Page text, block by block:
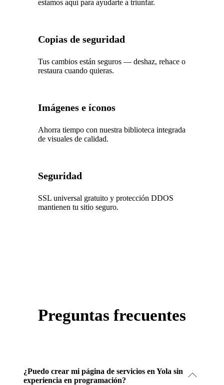
estamos aquí para ayudarte a triunfar.
Copias de seguridad
Tus cambios están seguros — deshaz, rehace o
restaura cuando quieras.
Imágenes e íconos
Ahorra tiempo con nuestra biblioteca integrada
de visuales de calidad.
Seguridad
SSL universal gratuito y protección DDOS
mantienen tu sitio seguro.
Preguntas frecuentes
¿Puedo crear mi página de servicios en Yola sin
experiencia en programación?